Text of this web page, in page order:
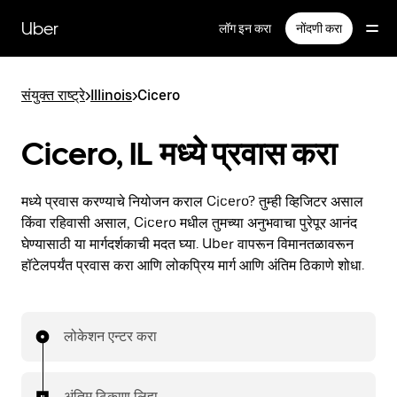
सामग्रीवरUber लॉग इन करा नोंदणी करा
संयुक्त राष्ट्रे>Illinois>Cicero
Cicero, IL मध्ये प्रवास करा
मध्ये प्रवास करण्याचे नियोजन कराल Cicero? तुम्ही व्हिजिटर असाल
किंवा रहिवासी असाल, Cicero मधील तुमच्या अनुभवाचा पुरेपूर आनंद
घेण्यासाठी या मार्गदर्शकाची मदत घ्या. Uber वापरून विमानतळावरून
हॉटेलपर्यंत प्रवास करा आणि लोकप्रिय मार्ग आणि अंतिम ठिकाणे शोधा.
लोकेशन एन्टर करा